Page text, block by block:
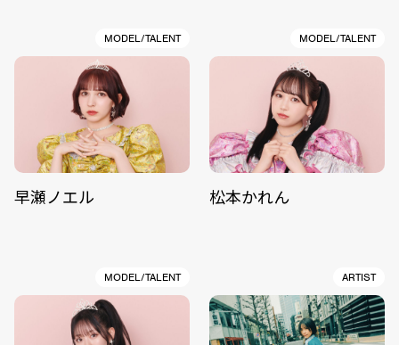
MODEL/TALENT
早瀬ノエル
MODEL/TALENT
松本かれん
MODEL/TALENT ARTIST